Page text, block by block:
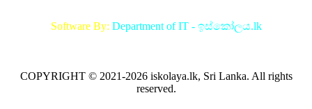
Software By: Department of IT - ඉස්කෝලය.lk
COPYRIGHT © 2021-2026 iskolaya.lk, Sri Lanka. All rights
reserved.